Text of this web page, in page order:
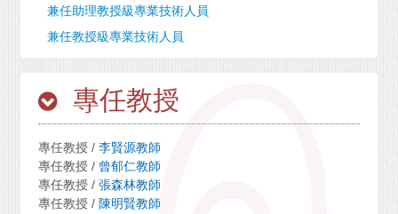
兼任助理教授級專業技術人員
兼任教授級專業技術人員
專任教授
專任教授 /李賢源教師
專任教授 / 曾郁仁教師
專任教授 /張森林教師
專任教授 / 陳明賢教師